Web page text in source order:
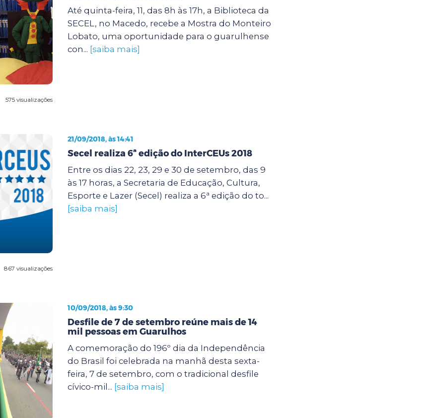
575 visualizações
Até quinta-feira, 11, das 8h às 17h, a Biblioteca da
SECEL, no Macedo, recebe a Mostra do Monteiro
Lobato, uma oportunidade para o guarulhense
con... [saiba mais]
867 visualizações
21/09/2018, às 14:41
Secel realiza 6ª edição do InterCEUs 2018
Entre os dias 22, 23, 29 e 30 de setembro, das 9
às 17 horas, a Secretaria de Educação, Cultura,
Esporte e Lazer (Secel) realiza a 6ª edição do to...
[saiba mais]
10/09/2018, às 9:30
Desfile de 7 de setembro reúne mais de 14
mil pessoas em Guarulhos
A comemoração do 196º dia da Independência
do Brasil foi celebrada na manhã desta sexta-
feira, 7 de setembro, com o tradicional desfile
cívico-mil... [saiba mais]